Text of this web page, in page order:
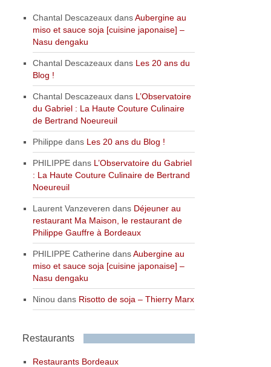
Chantal Descazeaux dansAubergine au
miso et sauce soja [cuisine japonaise] –
Nasu dengaku
Chantal Descazeaux dans Les 20 ans du
Blog !
Chantal Descazeaux dans L’Observatoire
du Gabriel : La Haute Couture Culinaire
de Bertrand Noeureuil
Philippe dans Les 20 ans du Blog !
PHILIPPE dans L’Observatoire du Gabriel
: La Haute Couture Culinaire de Bertrand
Noeureuil
Laurent Vanzeveren dans Déjeuner au
restaurant Ma Maison, le restaurant de
Philippe Gauffre à Bordeaux
PHILIPPE Catherine dansAubergine au
miso et sauce soja [cuisine japonaise] –
Nasu dengaku
Ninou dans Risotto de soja – Thierry Marx
Restaurants
Restaurants Bordeaux